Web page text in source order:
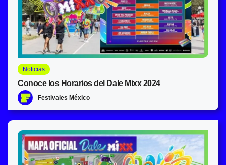
Noticias
Conoce los Horarios del Dale Mixx 2024
Festivales México